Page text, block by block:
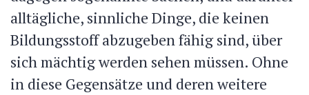
alltägliche, sinnliche Dinge, die keinen
Bildungsstoff abzugeben fähig sind, über
sich mächtig werden sehen müssen. Ohne
in diese Gegensätze und deren weitere